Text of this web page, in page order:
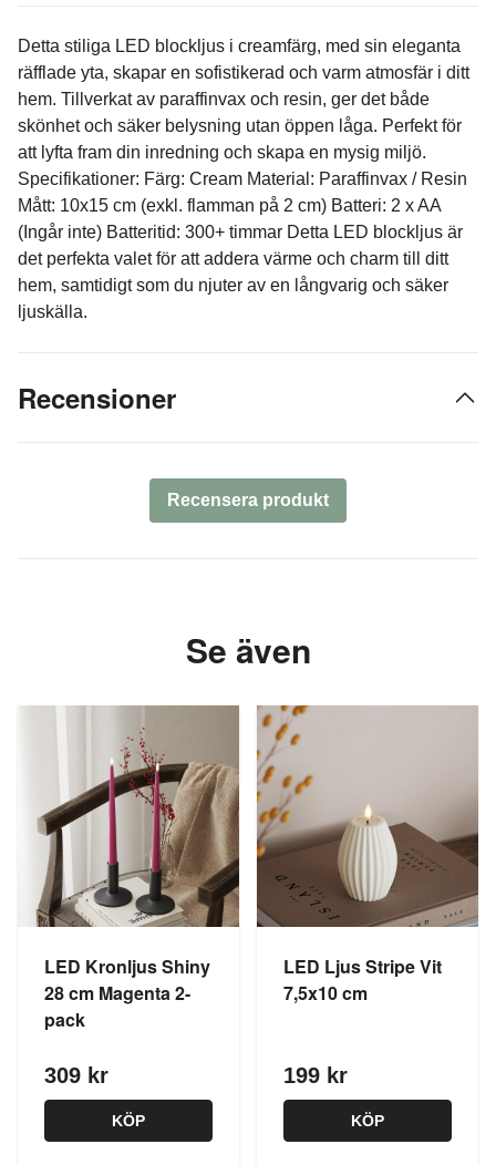
Detta stiliga LED blockljus i creamfärg, med sin eleganta
räfflade yta, skapar en sofistikerad och varm atmosfär i ditt
hem. Tillverkat av paraffinvax och resin, ger det både
skönhet och säker belysning utan öppen låga. Perfekt för
att lyfta fram din inredning och skapa en mysig miljö.
Specifikationer: Färg: Cream Material: Paraffinvax / Resin
Mått: 10x15 cm (exkl. flamman på 2 cm) Batteri: 2 x AA
(Ingår inte) Batteritid: 300+ timmar Detta LED blockljus är
det perfekta valet för att addera värme och charm till ditt
hem, samtidigt som du njuter av en långvarig och säker
ljuskälla.
Recensioner
Recensera produkt
Se även
LED Kronljus Shiny
28 cm Magenta 2-
pack
309 kr
KÖP
LED Ljus Stripe Vit
7,5x10 cm
199 kr
KÖP